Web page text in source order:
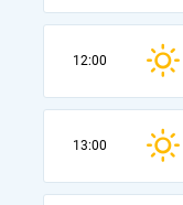
12:00
13:00